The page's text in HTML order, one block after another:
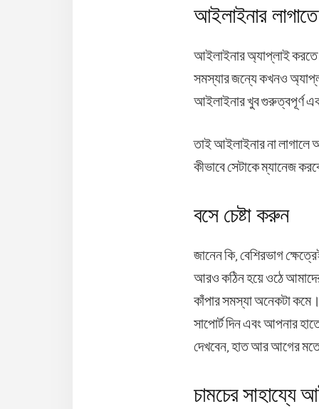
আইলাইনার
আইলাইনার অ্যাপ্লাই করতে
সমস্যার জন্যে কখনও
আইলাইনার খুব গুরুত্বপূর্ণ
তাই আইলাইনার না লাগালে
কীভাবে সেটাকে ম্যানেজ
বসে চেষ্টা করুন
জানেন কি, বেশিরভাগ
আরও কঠিন হয়ে ওঠে
কাঁপার সমস্যা অনেকটা
সাপোর্ট দিন এবং আপনার
দেখবেন, হাত আর আগের
চামচের সাহায্যে